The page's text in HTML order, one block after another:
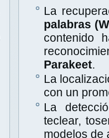
La
palabras
contenido
Parakeet.
La
con un
La
teclear,
modelos de